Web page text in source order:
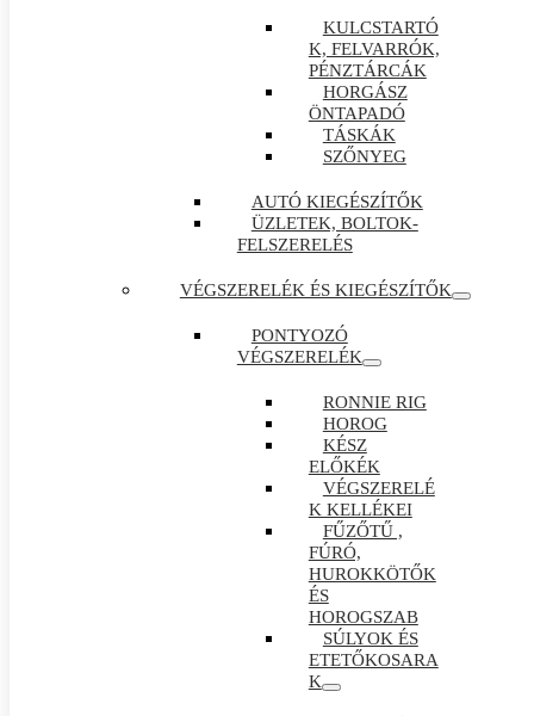
KULCSTARTÓ
K, FELVARRÓK,
PÉNZTÁRCÁK
HORGÁSZ
ÖNTAPADÓ
TÁSKÁK
SZŐNYEG
AUTÓ KIEGÉSZÍTŐK
ÜZLETEK, BOLTOK-
FELSZERELÉS
VÉGSZERELÉK ÉS KIEGÉSZÍTŐK
PONTYOZÓ
VÉGSZERELÉK
RONNIE RIG
HOROG
KÉSZ
ELŐKÉK
VÉGSZERELÉ
K KELLÉKEI
FŰZŐTŰ ,
FÚRÓ,
HUROKKÖTŐK
ÉS
HOROGSZAB
SÚLYOK ÉS
ETETŐKOSARA
K